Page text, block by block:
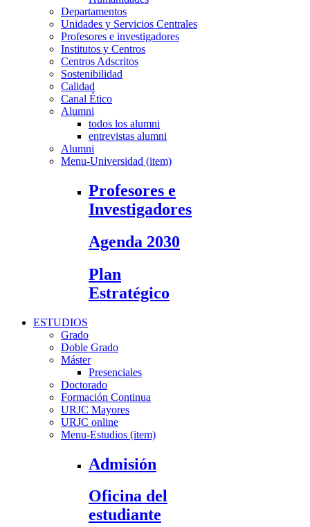
Departamentos
Unidades y Servicios Centrales
Profesores e investigadores
Institutos y Centros
Centros Adscritos
Sostenibilidad
Calidad
Canal Ético
Alumni
todos los alumni
entrevistas alumni
Alumni
Menu-Universidad (item)
Profesores e
Investigadores
Agenda 2030
Plan
Estratégico
ESTUDIOS
Grado
Doble Grado
Máster
Presenciales
Doctorado
Formación Continua
URJC Mayores
URJC online
Menu-Estudios (item)
Admisión
Oficina del
estudiante